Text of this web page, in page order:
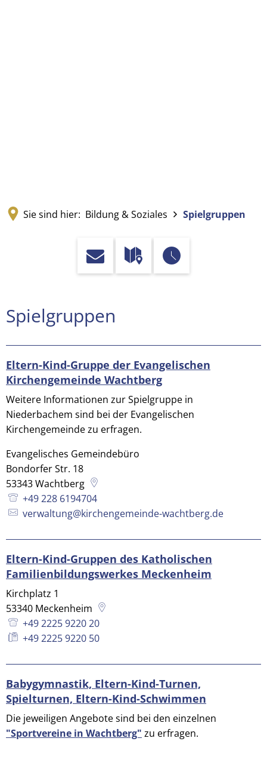
Sie sind hier: Bildung & Soziales Spielgruppen
Spielgruppen
Spielgruppen
Eltern-Kind-Gruppe der Evangelischen
Kirchengemeinde Wachtberg
Weitere Informationen zur Spielgruppe in
Niederbachem sind bei der Evangelischen
Kirchengemeinde zu erfragen.
Evangelisches Gemeindebüro
Bondorfer Str. 18
53343Wachtberg
+49 228 6194704
verwaltung@kirchengemeinde-wachtberg.de
Eltern-Kind-Gruppen des Katholischen
Familienbildungswerkes Meckenheim
Kirchplatz 1
53340 Meckenheim
+49 2225 9220 20
+49 2225 9220 50
Babygymnastik, Eltern-Kind-Turnen,
Spielturnen, Eltern-Kind-Schwimmen
Die jeweiligen Angebote sind bei den einzelnen
"Sportvereine in Wachtberg" zu erfragen.